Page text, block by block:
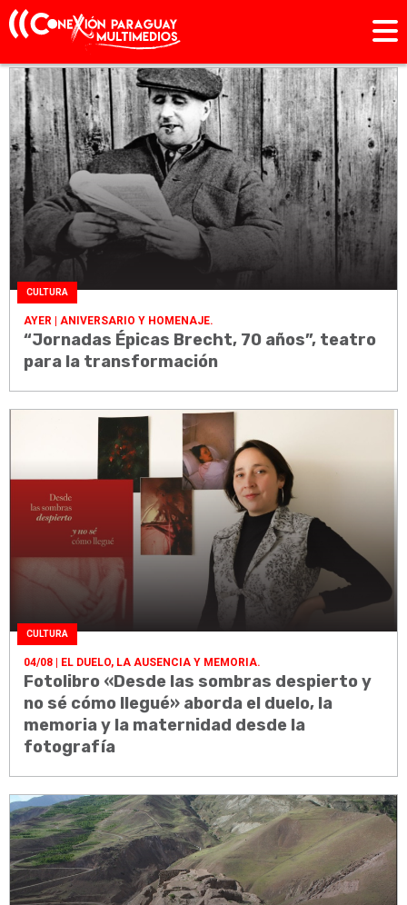
CULTURA
AYER | ANIVERSARIO Y HOMENAJE.
“Jornadas Épicas Brecht, 70 años”, teatro
para la transformación
CULTURA
04/08 | EL DUELO, LA AUSENCIA Y MEMORIA.
Fotolibro «Desde las sombras despierto y
no sé cómo llegué» aborda el duelo, la
memoria y la maternidad desde la
fotografía